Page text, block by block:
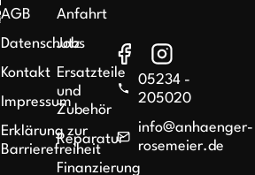
AGB
Datenschutz
Kontakt
Impressum
Erklärung zur
Barrierefreiheit
Anfahrt
Jobs
Ersatzteile
und
Zubehör
Reparatur
Finanzierung
05234 -
205020
info@anhaenger-
rosemeier.de